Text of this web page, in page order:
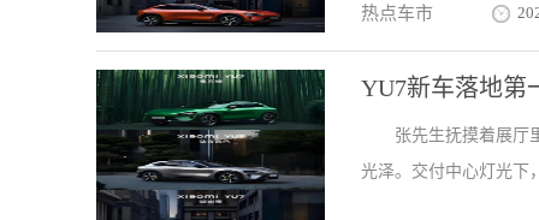
热点车市
YU7新车落地第
张先生抚摸着展厅
光泽。交付中心灯光下